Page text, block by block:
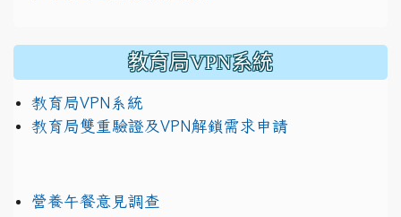
教育局VPN系統
教育局VPN系統
教育局雙重驗證及VPN解鎖需求申請
營養午餐意見調查